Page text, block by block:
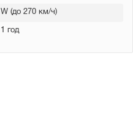
W (до 270 км/ч)
1 год